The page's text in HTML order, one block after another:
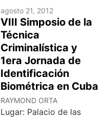
agosto 21, 2012
VIII Simposio de la
Técnica
Criminalística y
1era Jornada de
Identificación
Biométrica en Cuba
RAYMOND ORTA
Lugar: Palacio de las